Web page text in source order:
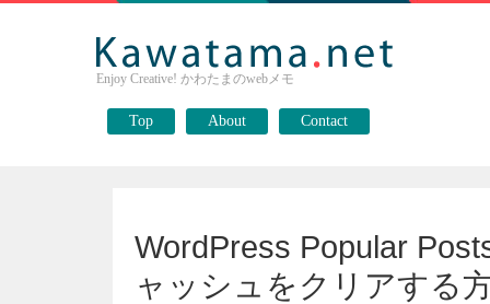
Enjoy Creative! かわたまのwebメモ
Top About Contact
WordPress Popular
ャッシュをクリアする